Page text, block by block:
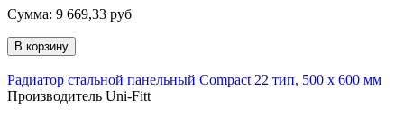
Сумма: 9 669,33 руб
Радиатор стальной панельный Compact 22 тип, 500 х 600 мм
Производитель Uni-Fitt